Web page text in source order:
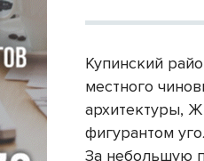
Купинский
местного
архитектуры,
фигурантом
За небольшую